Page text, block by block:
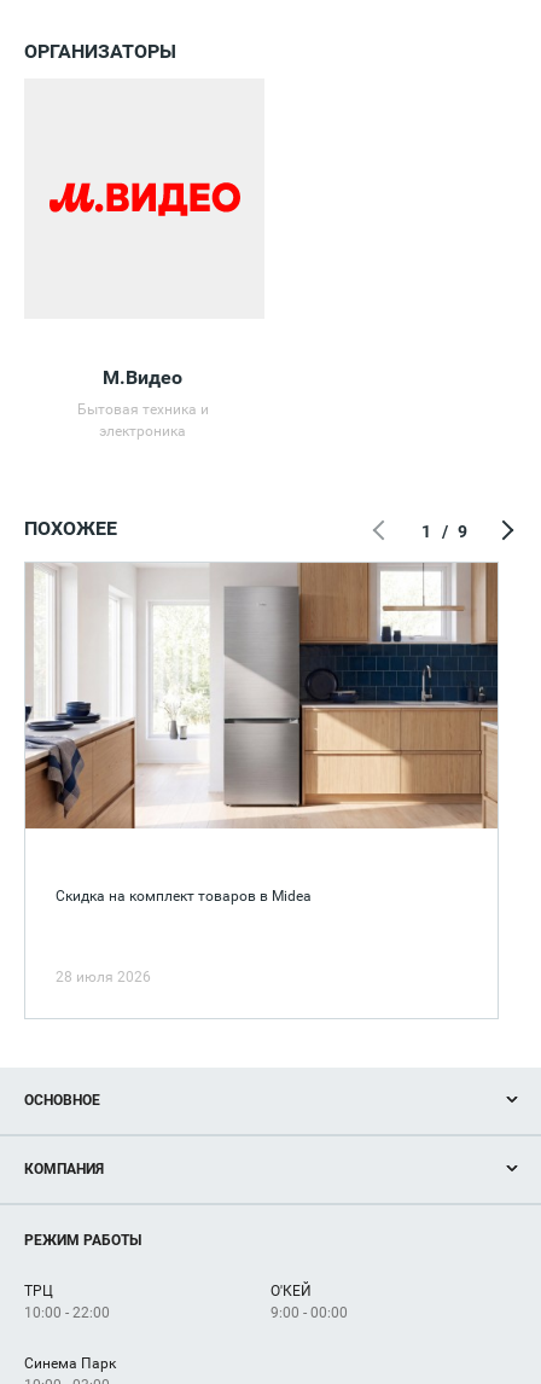
ОРГАНИЗАТОРЫ
М.Видео
Бытовая техника и
электроника
ПОХОЖЕЕ
Скидка на комплект товаров в Midea
28 июля 2026
1 / 9
ОСНОВНОЕ
Новости
Магазины
Услуги
КОМПАНИЯ
Рекламодателям
Как добраться
РЕЖИМ РАБОТЫ
ТРЦ
10:00 - 22:00
О'КЕЙ
9:00 - 00:00
Синема Парк